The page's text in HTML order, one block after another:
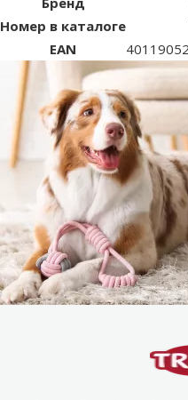
Номер в каталоге
EAN